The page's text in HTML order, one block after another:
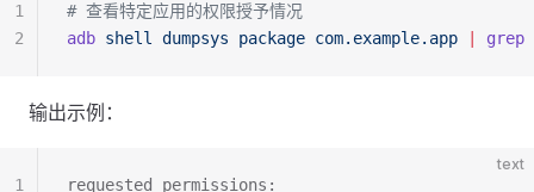
# 查看特定应用的权限授予情况
adb shell dumpsys package com.example.app grep
1
2
输出示例：
text
requested permissions:
1